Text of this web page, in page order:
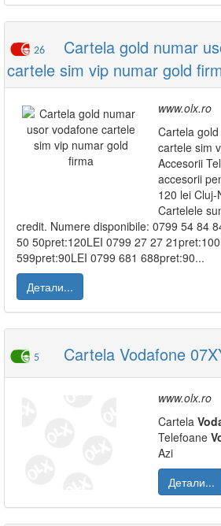
26
Cartela gold numar
cartele sim vip numar gold
www.olx.ro
Cartela gold
cartele sim
Accesorii
accesorii
120 lei Cluj-
Cartelele
credit. Numere disponibile: 0799 54 84
50 50pret:120LEI 0799 27 27
599pret:90LEI 0799 681 688pret:90...
Детали...
5 Cartela Vodafone
www.olx.ro
Cartela
Telefoane
Azi
Детали...